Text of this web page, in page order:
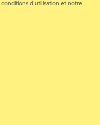
conditions d’utilisation et notre